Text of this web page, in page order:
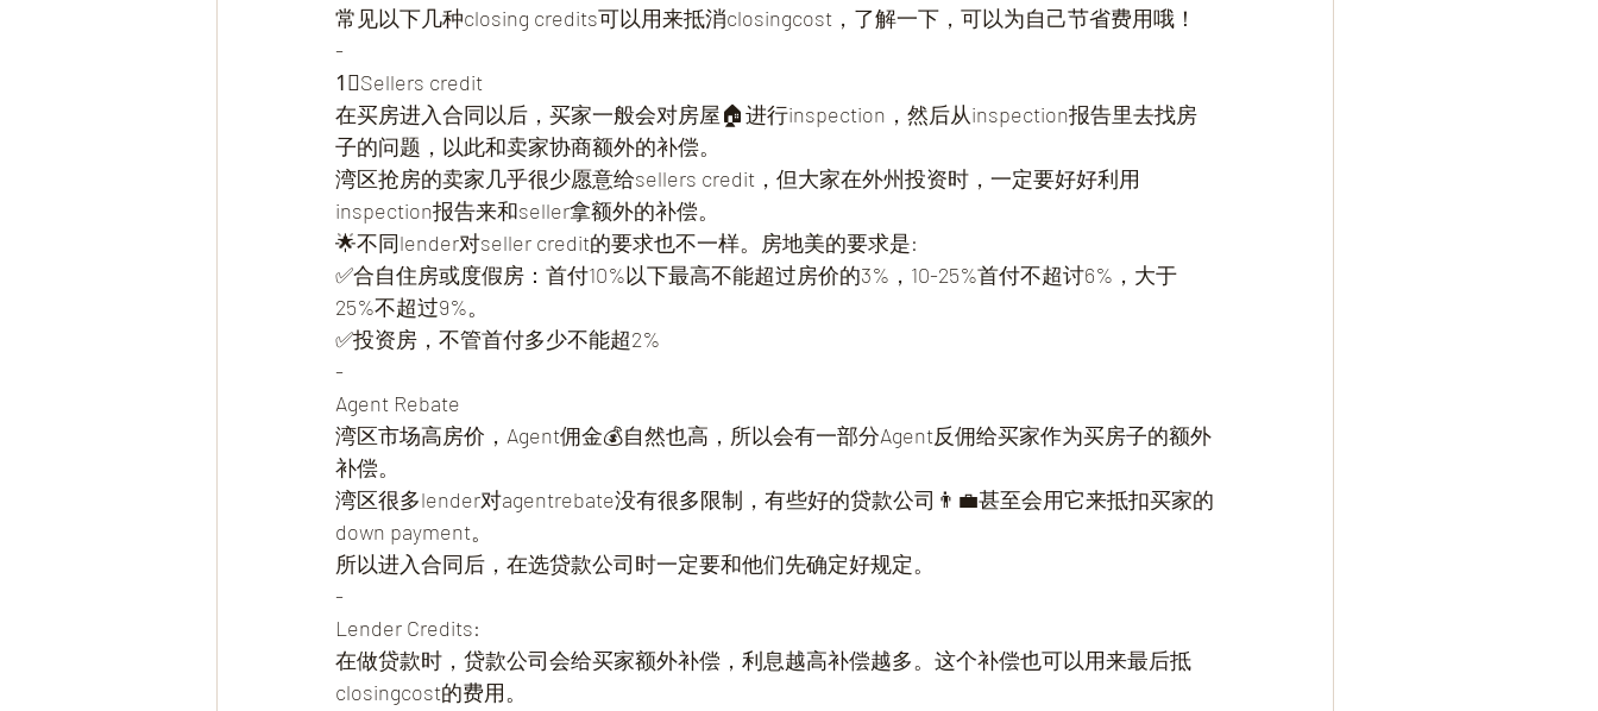
常见以下几种closing credits可以用来抵消closingcost，了解一下，可以为自己节省费用哦！
-
1⃣Sellers credit
在买房进入合同以后，买家一般会对房屋🏠进行inspection，然后从inspection报告里去找房
子的问题，以此和卖家协商额外的补偿。
湾区抢房的卖家几乎很少愿意给sellers credit，但大家在外州投资时，一定要好好利用
inspection报告来和seller拿额外的补偿。
🌟不同lender对seller credit的要求也不一样。房地美的要求是:
✅合自住房或度假房：首付10%以下最高不能超过房价的3%，10-25%首付不超讨6%，大于
25%不超过9%。
✅投资房，不管首付多少不能超2%
-
Agent Rebate
湾区市场高房价，Agent佣金💰自然也高，所以会有一部分Agent反佣给买家作为买房子的额外
补偿。
湾区很多lender对agentrebate没有很多限制，有些好的贷款公司👨‍💼甚至会用它来抵扣买家的
down payment。
所以进入合同后，在选贷款公司时一定要和他们先确定好规定。
-
Lender Credits:
在做贷款时，贷款公司会给买家额外补偿，利息越高补偿越多。这个补偿也可以用来最后抵
closingcost的费用。